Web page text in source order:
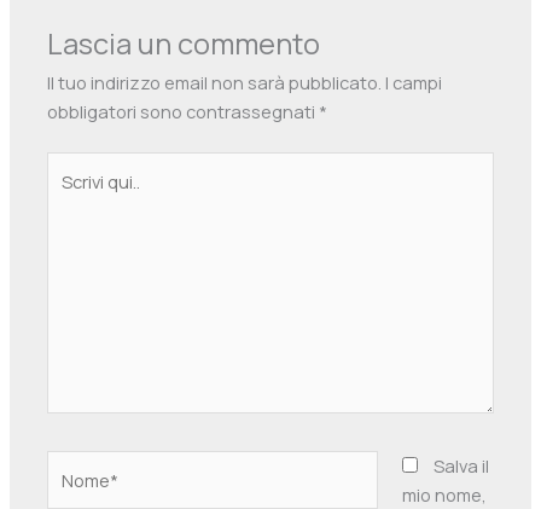
Lascia un commento
Il tuo indirizzo email non sarà pubblicato. I campi
obbligatori sono contrassegnati *
qui..
Salva il
mio nome,